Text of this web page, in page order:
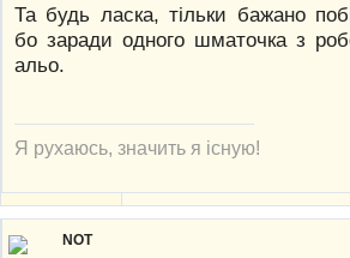
Та будь ласка, тільки бажано
бо заради одного шматочка з
альо.
Я рухаюсь, значить я існую!
NOT